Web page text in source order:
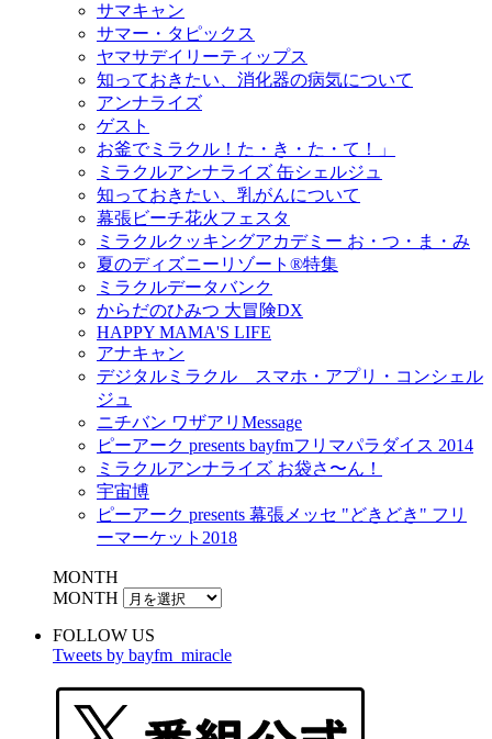
サマキャン
サマー・タピックス
ヤマサデイリーティップス
知っておきたい、消化器の病気について
アンナライズ
ゲスト
お釜でミラクル！た・き・た・て！」
ミラクルアンナライズ 缶シェルジュ
知っておきたい、乳がんについて
幕張ビーチ花火フェスタ
ミラクルクッキングアカデミー お・つ・ま・み
夏のディズニーリゾート®特集
ミラクルデータバンク
からだのひみつ 大冒険DX
HAPPY MAMA'S LIFE
アナキャン
デジタルミラクル スマホ・アプリ・コンシェル
ジュ
ニチバン ワザアリMessage
ピーアーク presents bayfmフリマパラダイス 2014
ミラクルアンナライズ お袋さ〜ん！
宇宙博
ピーアーク presents 幕張メッセ "どきどき" フリ
ーマーケット2018
MONTH
MONTH
FOLLOW US
Tweets by bayfm_miracle